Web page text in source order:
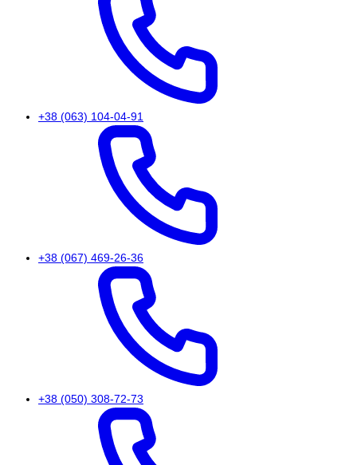
+38 (063) 104-04-91
+38 (067) 469-26-36
+38 (050) 308-72-73